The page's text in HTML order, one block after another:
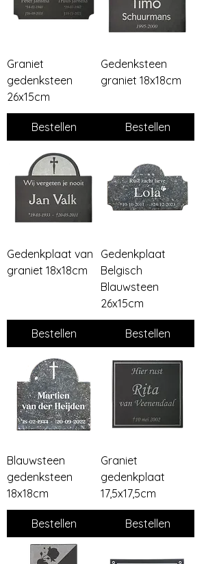
Graniet
gedenksteen
26x15cm
Bestellen
Gedenksteen
graniet 18x18cm
Bestellen
Gedenkplaat van
graniet 18x18cm
Bestellen
Gedenkplaat
Belgisch
Blauwsteen
26x15cm
Bestellen
Blauwsteen
gedenksteen
18x18cm
Bestellen
Graniet
gedenkplaat
17,5x17,5cm
Bestellen